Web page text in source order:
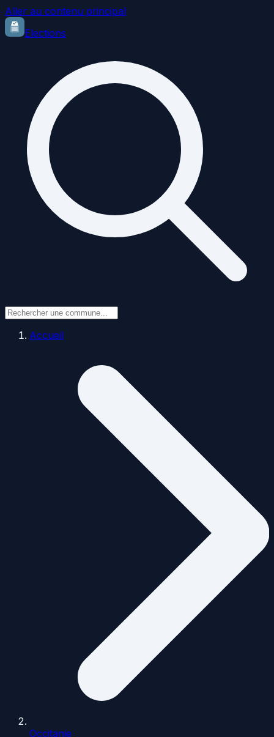
Aller au contenu principal
Elections
Accueil
Occitanie